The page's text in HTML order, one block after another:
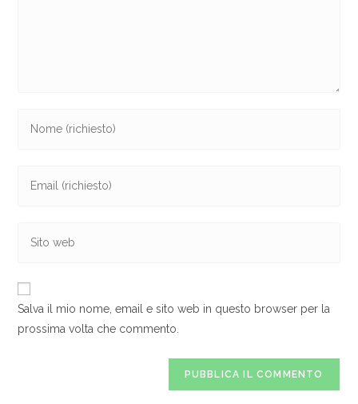
utente
commentare
web
(facoltativo)
Salva il mio nome, email e sito web in questo browser per la
prossima volta che commento.